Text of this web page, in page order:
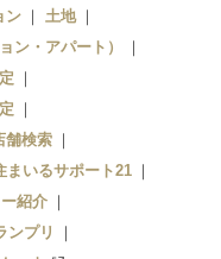
ン
土地
ン・アパート）
舗検索
まいるサポート21
紹介
ンプリ